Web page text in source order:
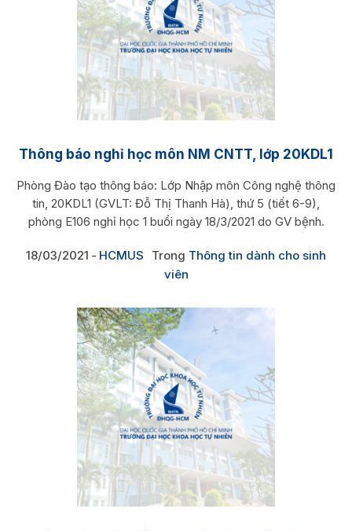
Thông báo nghỉ học môn NM CNTT, lớp 20KDL1
Phòng Đào tạo thông báo: Lớp Nhập môn Công nghệ thông
tin, 20KDL1 (GVLT: Đỗ Thị Thanh Hà), thứ 5 (tiết 6-9),
phòng E106 nghỉ học 1 buổi ngày 18/3/2021 do GV bệnh.
18/03/2021 HCMUS Trong Thông tin dành cho sinh
viên